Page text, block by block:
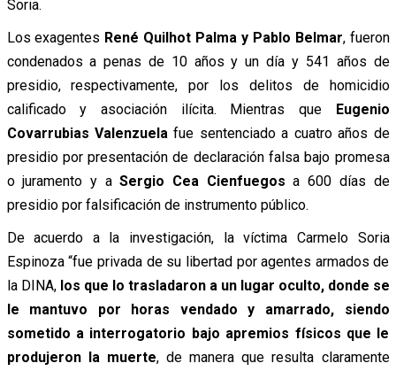
Soria.
Los exagentes René Quilhot Palma y Pablo Belmar, fueron
condenados a penas de 10 años y un día y 541 años de
presidio, respectivamente, por los delitos de homicidio
calificado y asociación ilícita. Mientras que Eugenio
Covarrubias Valenzuela fue sentenciado a cuatro años de
presidio por presentación de declaración falsa bajo promesa
o juramento y aSergio Cea Cienfuegos a 600 días de
presidio por falsificación de instrumento público.
De acuerdo a la investigación, la víctima Carmelo Soria
Espinoza “fue privada de su libertad por agentes armados de
la DINA, los que lo trasladaron a un lugar oculto, donde se
le mantuvo por horas vendado y amarrado, siendo
sometido a interrogatorio bajo apremios físicos que le
produjeron la muerte, de manera que resulta claramente